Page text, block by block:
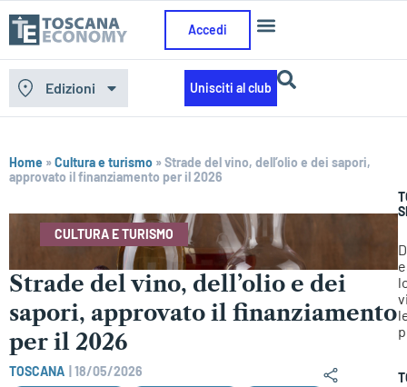
Accedi
Edizioni Unisciti al club
Home »Cultura e turismo »Strade del vino, dell’olio e dei sapori,
approvato il finanziamento per il 2026
CULTURA E TURISMO
Strade del vino, dell’olio e dei
sapori, approvato il finanziamento
per il 2026
TOSCANA
18/05/2026